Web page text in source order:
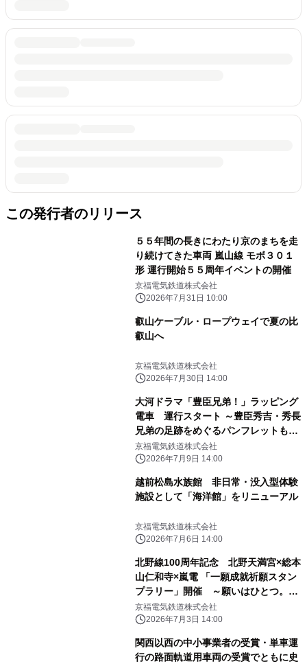
この発行者のリリース
５５年間の長きにわたり京のまちを走
り続けてきた車両 嵐山線 モボ３０１
形 運行開始５５周年イベントの開催
京福電気鉄道株式会社
2026年7月31日 10:00
叡山ケーブル・ロープウェイで夏の比
叡山へ
京福電気鉄道株式会社
2026年7月30日 14:00
大河ドラマ「豊臣兄弟！」ラッピング
電車 運行スタート ～豊臣秀吉・秀長
兄弟の足跡をめぐるパンフレットも発
行～
京福電気鉄道株式会社
2026年7月9日 14:00
越前松島水族館 非日常・没入型体験
施設として「海洋館」をリニューアル
京福電気鉄道株式会社
2026年7月6日 14:00
北野線100周年記念 北野天満宮×総本
山仁和寺×嵐電 「一願成就祈願スタン
プラリー」開催 ～願いはひとつ。巡
り、運び、祈りで結ぶ～
京福電気鉄道株式会社
2026年7月3日 14:00
関西以西の中小事業者の受賞・単車運
行の路面軌道用車両の受賞でともに史